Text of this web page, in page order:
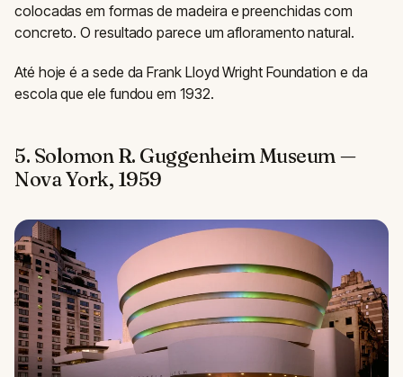
colocadas em formas de madeira e preenchidas com
concreto. O resultado parece um afloramento natural.
Até hoje é a sede da Frank Lloyd Wright Foundation e da
escola que ele fundou em 1932.
5. Solomon R. Guggenheim Museum —
Nova York, 1959